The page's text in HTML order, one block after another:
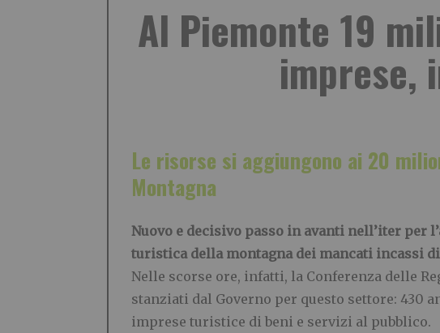
Al Piemonte 19
imprese,
Le risorse si aggiungono ai 20
Montagna
Nuovo e decisivo passo in avanti nell’iter
turistica della montagna dei mancati incassi
Nelle scorse ore, infatti, la Conferenza delle
stanziati dal Governo per questo settore: 430
imprese turistice di beni e servizi al pubblico.